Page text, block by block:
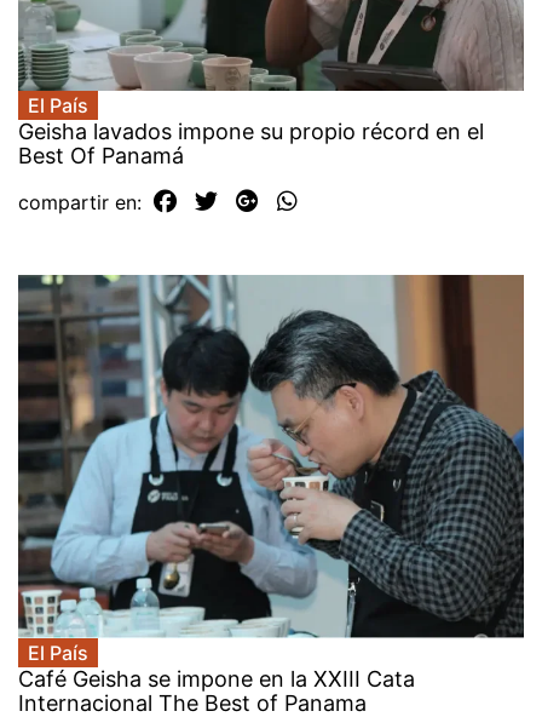
El País
Geisha lavados impone su propio récord en el
Best Of Panamá
compartir en:
El País
Café Geisha se impone en la XXIII Cata
Internacional The Best of Panama